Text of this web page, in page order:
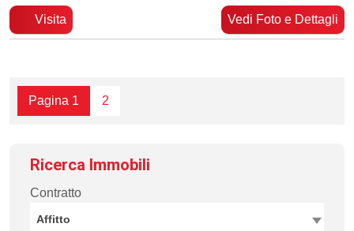
Visita Vedi Foto e Dettagli
Pagina 1 2
Ricerca Immobili
Contratto
Affitto